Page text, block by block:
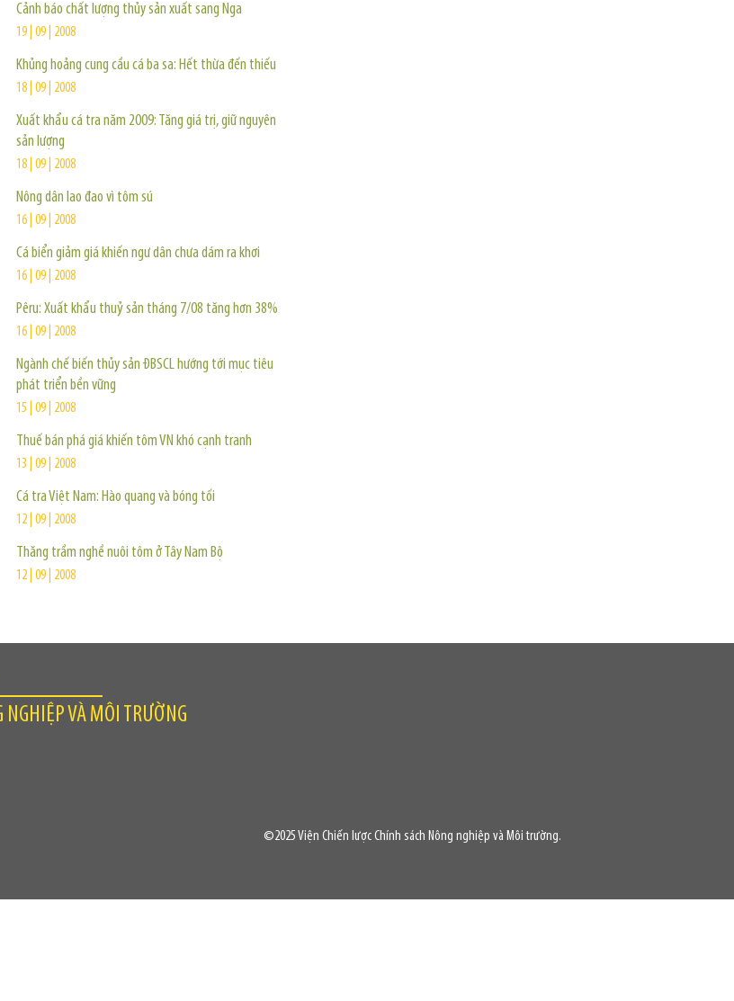
Cảnh báo chất lượng thủy sản xuất sang Nga
19 | 09 | 2008
Khủng hoảng cung cầu cá ba sa: Hết thừa đến thiếu
18 | 09 | 2008
Xuất khẩu cá tra năm 2009: Tăng giá trị, giữ nguyên
sản lượng
18 | 09 | 2008
Nông dân lao đao vì tôm sú
16 | 09 | 2008
Cá biển giảm giá khiến ngư dân chưa dám ra khơi
16 | 09 | 2008
Pêru: Xuất khẩu thuỷ sản tháng 7/08 tăng hơn 38%
16 | 09 | 2008
Ngành chế biến thủy sản ĐBSCL hướng tới mục tiêu
phát triển bền vững
15 | 09 | 2008
Thuế bán phá giá khiến tôm VN khó cạnh tranh
13 | 09 | 2008
Cá tra Việt Nam: Hào quang và bóng tối
12 | 09 | 2008
Thăng trầm nghề nuôi tôm ở Tây Nam Bộ
12 | 09 | 2008
NGHIỆP VÀ MÔI TRƯỜNG
©2025 Viện Chiến lược Chính sách Nông nghiệp và Môi trường.